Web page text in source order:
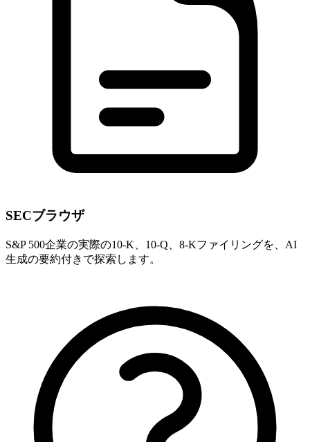
SECブラウザ
S&P 500企業の実際の10-K、10-Q、8-Kファイリングを、AI
生成の要約付きで探索します。